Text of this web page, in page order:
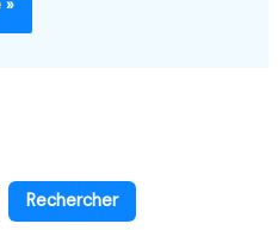
Rechercher